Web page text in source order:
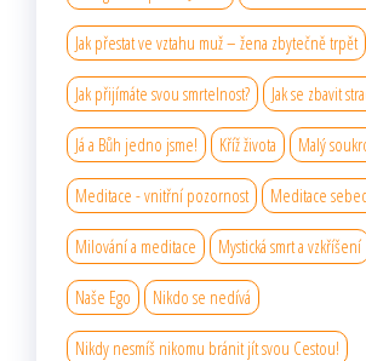
Jak přestat ve vztahu muž – žena zbytečně trpět
Jak přijímáte svou smrtelnost? Jak se zbavit
Já a Bůh jedno jsme! Kříž života Malý
Meditace - vnitřní pozornost Meditace
Milování a meditace Mystická smrt a vzkříšení
Naše Ego Nikdo se nedívá
Nikdy nesmíš nikomu bránit jít svou Cestou!